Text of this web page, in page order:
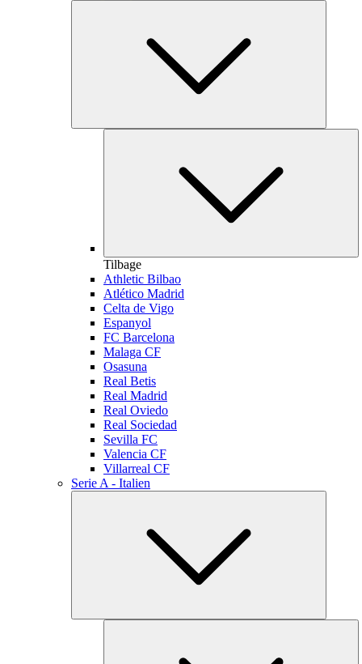
Tilbage
Athletic Bilbao
Atlético Madrid
Celta de Vigo
Espanyol
FC Barcelona
Malaga CF
Osasuna
Real Betis
Real Madrid
Real Oviedo
Real Sociedad
Sevilla FC
Valencia CF
Villarreal CF
Serie A - Italien